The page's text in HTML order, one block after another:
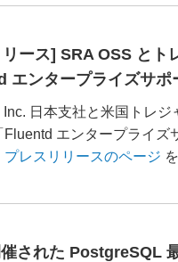
ース] SRA OSS とト
エンタープライズサ
Inc. 日本支社と米国トレ
Fluentd エンタープライズ
プレスリリースのページ
された PostgreSQL